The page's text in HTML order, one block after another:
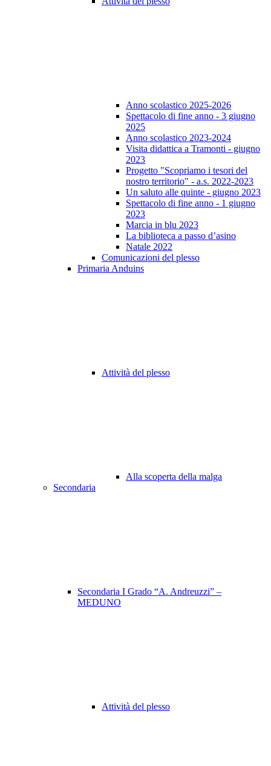
Anno scolastico 2025-2026
Spettacolo di fine anno - 3 giugno
2025
Anno scolastico 2023-2024
Visita didattica a Tramonti - giugno
2023
Progetto "Scopriamo i tesori del
nostro territorio" - a.s. 2022-2023
Un saluto alle quinte - giugno 2023
Spettacolo di fine anno - 1 giugno
2023
Marcia in blu 2023
La biblioteca a passo d’asino
Natale 2022
Comunicazioni del plesso
Primaria Anduins
Attività del plesso
Alla scoperta della malga
Secondaria
Secondaria I Grado “A. Andreuzzi” –
MEDUNO
Attività del plesso